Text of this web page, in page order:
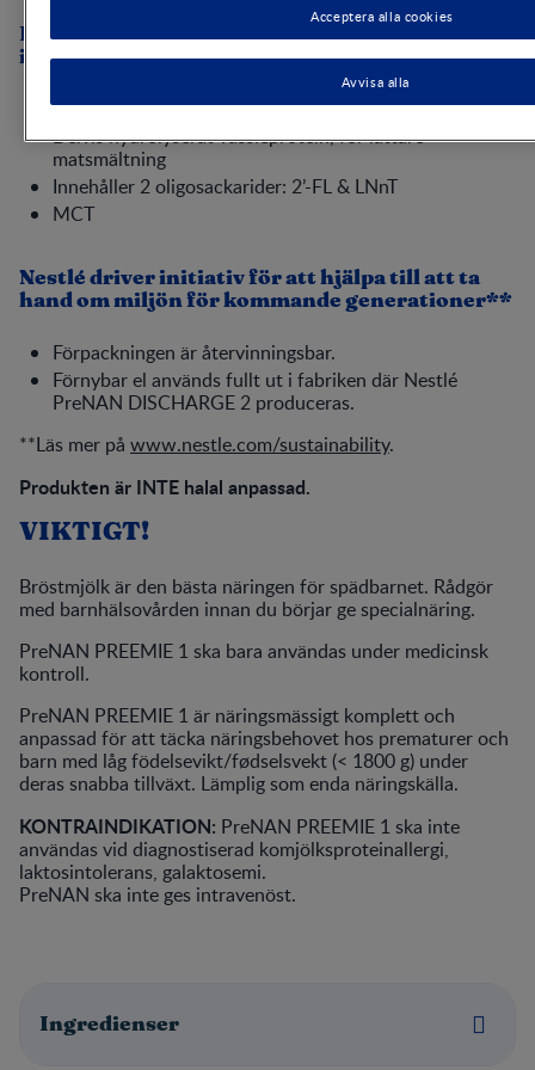
PreNAN PREEMIE 1 för spädbarn från födseln
innehåller:
Högt energiinnehåll
Delvis hydrolyserat vassleprotein, för lättare
matsmältning
Innehåller 2 oligosackarider: 2’-FL & LNnT
MCT
Nestlé driver initiativ för att hjälpa till att ta
hand om miljön för kommande generationer**
Förpackningen är återvinningsbar.
Förnybar el används fullt ut i fabriken där Nestlé
PreNAN DISCHARGE 2 produceras.
**Läs mer på www.nestle.com/sustainability.​
Produkten är INTE halal anpassad.
VIKTIGT!
Bröstmjölk är den bästa näringen för spädbarnet. Rådgör
med barnhälsovården innan du börjar ge specialnäring.
PreNAN PREEMIE 1 ska bara användas under medicinsk
kontroll.
PreNAN PREEMIE 1 är näringsmässigt komplett och
anpassad för att täcka näringsbehovet hos prematurer och
barn med låg födelsevikt/fødselsvekt (< 1800 g) under
deras snabba tillväxt. Lämplig som enda näringskälla.
KONTRAINDIKATION: PreNAN PREEMIE 1 ska inte
användas vid diagnostiserad komjölksproteinallergi,
laktosintolerans, galaktosemi.
PreNAN ska inte ges intravenöst.
Ingredienser
Avvisa alla